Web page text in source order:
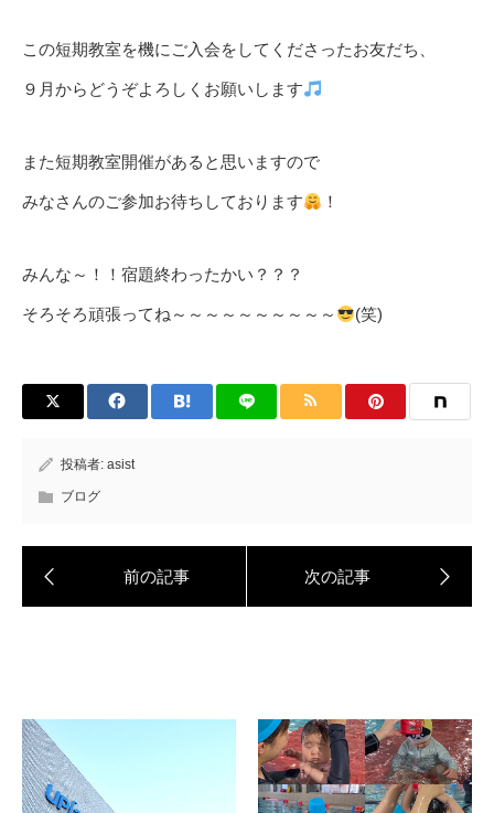
この短期教室を機にご入会をしてくださったお友だち、
９月からどうぞよろしくお願いします
また短期教室開催があると思いますので
みなさんのご参加お待ちしております ！
みんな～！！宿題終わったかい？？？
そろそろ頑張ってね～～～～～～～～～～ (笑)
投稿者: asist
ブログ